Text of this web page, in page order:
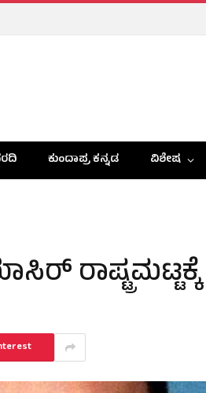
ಕುಂದಾಪ್ರ ಕನ್ನಡ ವಿಶೇಷ
ರಾಷ್ಟ್ರಮಟ್ಟಕ್ಕೆ